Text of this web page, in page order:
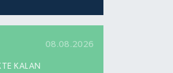
08.08.2026
KALAN